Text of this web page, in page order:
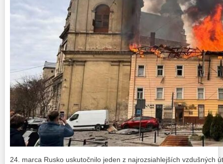
24. marca Rusko uskutočnilo jeden z najrozsiahlejších vzdušných